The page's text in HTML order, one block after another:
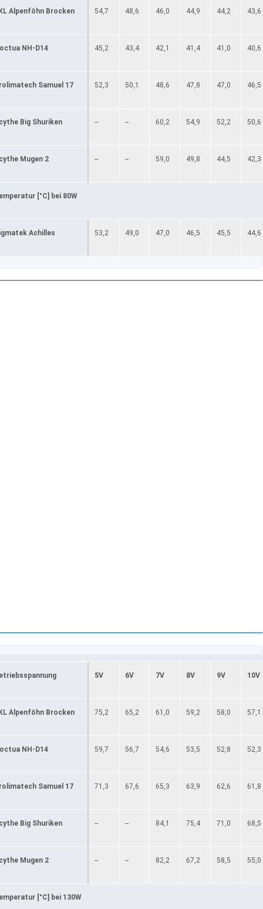
Alpenföhn Brocken 54,7 48,6 46,0 44,9 44,2 43,6
NH-D14 45,2 43,4 42,1 41,4 41,0 40,6
Samuel 17 52,3 50,1 48,6 47,8 47,0 46,5
Big Shuriken -- -- 60,2 54,9 52,2 50,6
Mugen 2 -- -- 59,0 49,8 44,5 42,3
[°C] bei 80W
Achilles 53,2 49,0 47,0 46,5 45,5 44,6
5V 6V 7V 8V 9V 10V
Alpenföhn Brocken 75,2 65,2 61,0 59,2 58,0 57,1
NH-D14 59,7 56,7 54,6 53,5 52,8 52,3
Samuel 17 71,3 67,6 65,3 63,9 62,6 61,8
Big Shuriken -- -- 84,1 75,4 71,0 68,5
Mugen 2 -- -- 82,2 67,2 58,5 55,0
[°C] bei 130W